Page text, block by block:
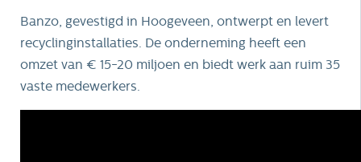
Banzo, gevestigd in Hoogeveen, ontwerpt en levert
recyclinginstallaties. De onderneming heeft een
omzet van € 15-20 miljoen en biedt werk aan ruim 35
vaste medewerkers.